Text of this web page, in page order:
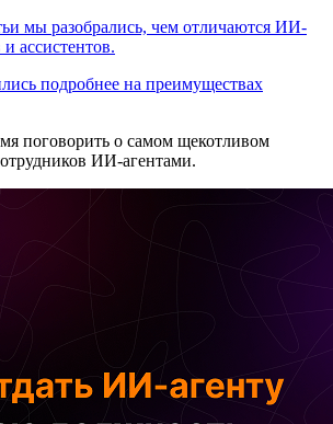
мы разобрались, чем отличаются ИИ-
ассистентов.
подробнее на преимуществах
поговорить о самом щекотливом
ИИ-агентами.